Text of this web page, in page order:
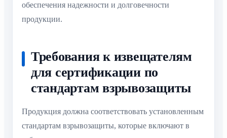
обеспечения надежности и долговечности
продукции.
Требования к извещателям
для сертификации по
стандартам взрывозащиты
Продукция должна соответствовать установленным
стандартам взрывозащиты, которые включают в